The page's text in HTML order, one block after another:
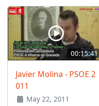
00:15:41
Javier Molina - PSOE 2
011
May 22, 2011